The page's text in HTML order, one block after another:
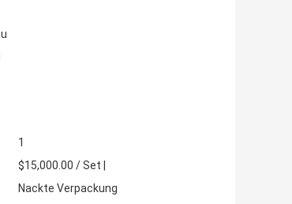
1
$15,000.00 / Set |
Nackte Verpackung